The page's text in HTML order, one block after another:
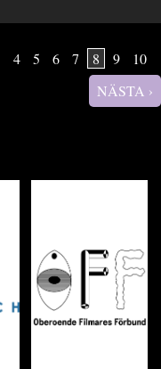
4 5 6 7 8 9
10
NÄSTA ›